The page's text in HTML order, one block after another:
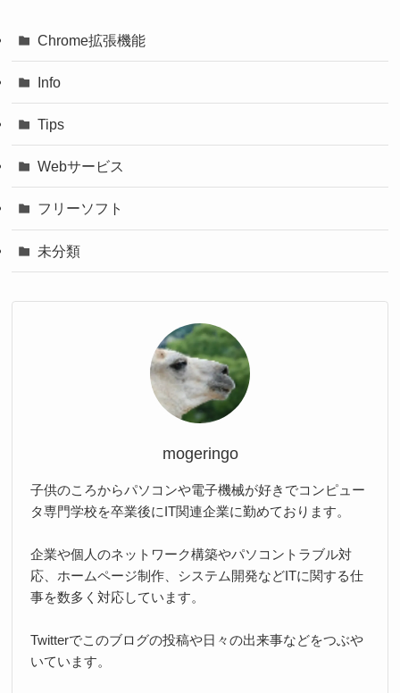
Chrome拡張機能
Info
Tips
Webサービス
フリーソフト
未分類
mogeringo
子供のころからパソコンや電子機械が好きでコンピュー
タ専門学校を卒業後にIT関連企業に勤めております。
企業や個人のネットワーク構築やパソコントラブル対
応、ホームページ制作、システム開発などITに関する仕
事を数多く対応しています。
Twitterでこのブログの投稿や日々の出来事などをつぶや
いています。